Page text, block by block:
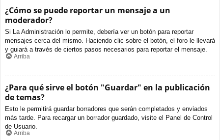
¿Cómo se puede reportar un mensaje a un
moderador?
Si La Administración lo permite, debería ver un botón para reportar
mensajes cerca del mismo. Haciendo clic sobre el botón, el foro le llevará
y guiará a través de ciertos pasos necesarios para reportar el mensaje.
Arriba
¿Para qué sirve el botón "Guardar" en la publicación
de temas?
Esto le permitirá guardar borradores que serán completados y enviados
más tarde. Para recargar un borrador guardado, visite el Panel de Control
de Usuario.
Arriba